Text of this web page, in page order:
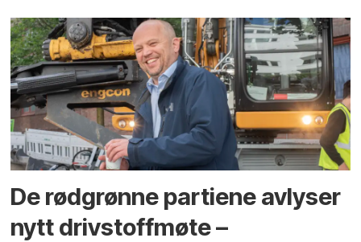
De rødgrønne partiene avlyser
nytt drivstoffmøte –